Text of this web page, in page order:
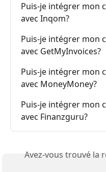
Puis-je intégrer mon
avec Inqom?
Puis-je intégrer mon
avec GetMyInvoices?
Puis-je intégrer mon
avec MoneyMoney?
Puis-je intégrer mon
avec Finanzguru?
Avez-vous trouvé la